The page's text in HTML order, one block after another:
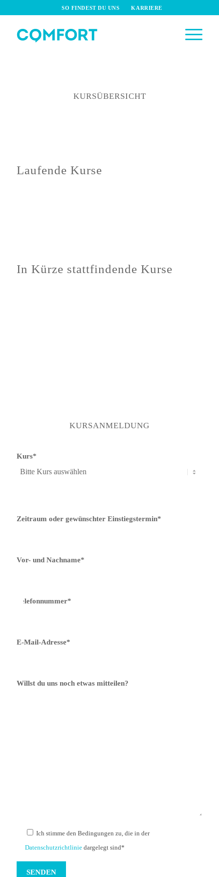
SO FINDEST DU UNS KARRIERE
KURSÜBERSICHT
Laufende Kurse
In Kürze stattfindende Kurse
KURSANMELDUNG
Kurs*
Zeitraum oder gewünschter Einstiegstermin*
Vor- und Nachname*
Telefonnummer*
E-Mail-Adresse*
Willst du uns noch etwas mitteilen?
Ich stimme den Bedingungen zu, die in der
Datenschutzrichtlinie dargelegt sind*